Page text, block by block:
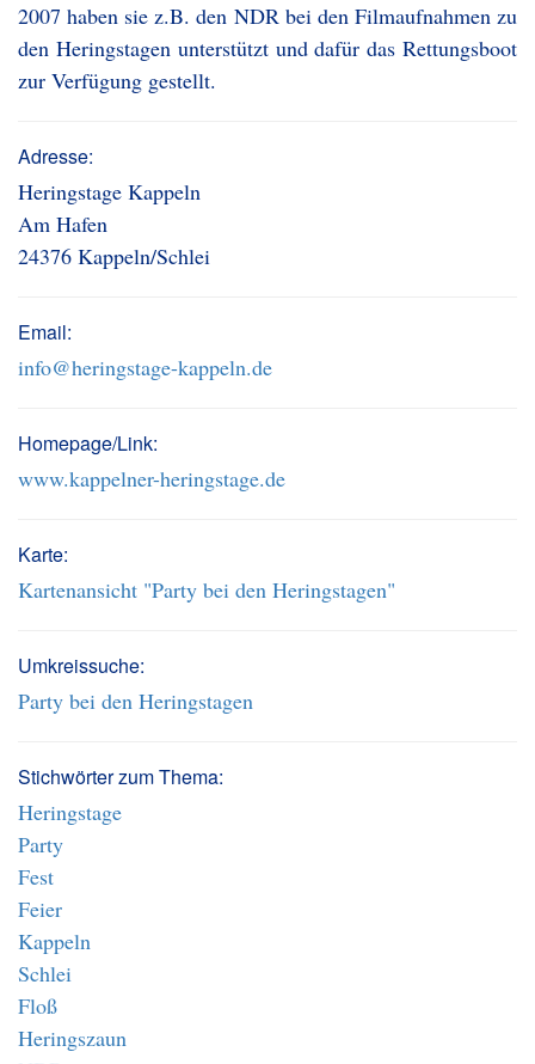
2007 haben sie z.B. den NDR bei den Filmaufnahmen zu
den Heringstagen unterstützt und dafür das Rettungsboot
zur Verfügung gestellt.
Adresse:
Heringstage Kappeln
Am Hafen
24376 Kappeln/Schlei
Email:
info@heringstage-kappeln.de
Homepage/Link:
www.kappelner-heringstage.de
Karte:
Kartenansicht "Party bei den Heringstagen"
Umkreissuche:
Party bei den Heringstagen
Stichwörter zum Thema:
Heringstage
Party
Fest
Feier
Kappeln
Schlei
Floß
Heringszaun